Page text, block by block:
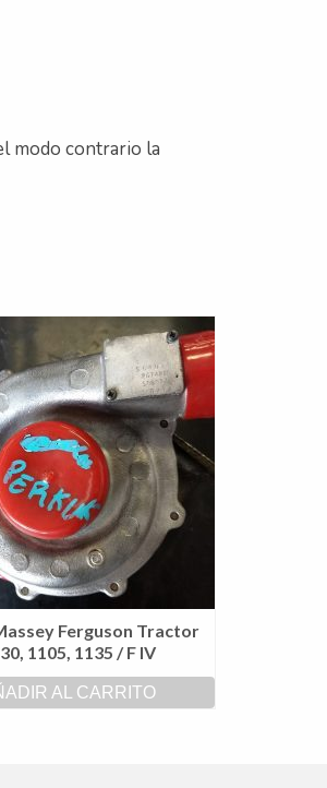
modo contrario la
Ferguson Tractor
1105, 1135 / F IV
AL CARRITO